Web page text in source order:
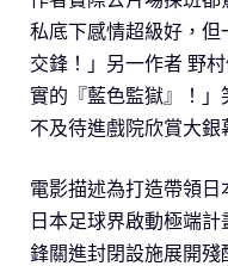
私底下感情超級好，
交鋒！」另一作者 野
實的『藍色監獄』！
不及待進戲院欣賞大銀
電影描述為打造帶領日
日本足球界啟動極端
鋒關進封閉設施展開